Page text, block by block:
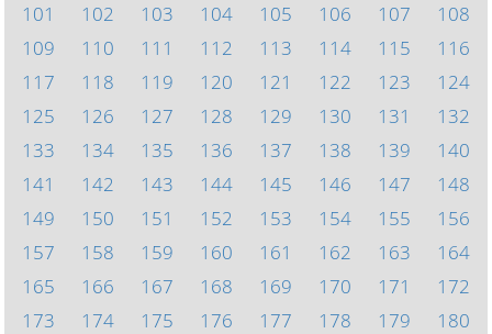
101
102 103 104 105 106 107
108
109
110 111 112 113 114 115
116
117
118 119 120 121 122 123
124
125
126 127 128 129 130 131
132
133
134 135 136 137 138 139
140
141
142 143 144 145 146 147
148
149
150 151 152 153 154 155
156
157
158 159 160 161 162 163
164
165
166 167 168 169 170 171
172
173
174 175 176 177 178 179
180